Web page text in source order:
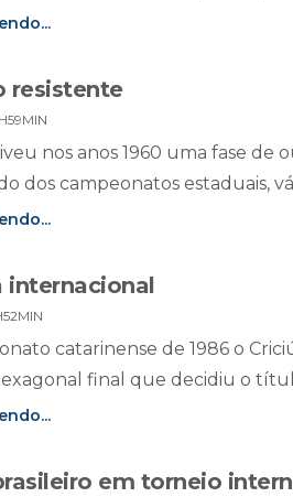
resistente
nos anos 1960 uma fase
dos campeonatos estaduais,
internacional
catarinense de 1986 o
final que decidiu o
em torneio